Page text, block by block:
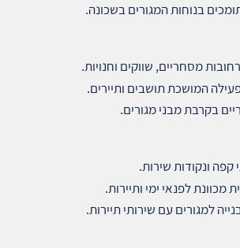
בנוחות המגורים בשכונה.
מסחריים, שווקים וחנויות.
המושכת תושבים ותיירים.
בקרבת מבני מגורים.
קפה ונקודות שירות.
לפנאי ימי ותיירות.
למגורים עם שירותי תיירות.